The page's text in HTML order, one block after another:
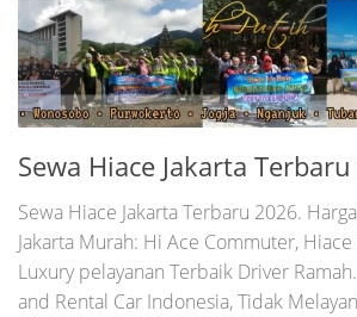
Sewa Hiace Jakarta
Sewa Hiace Jakarta Terbaru 2026.
Jakarta Murah: Hi Ace Commuter,
Luxury pelayanan Terbaik Driver
and Rental Car Indonesia, Tidak